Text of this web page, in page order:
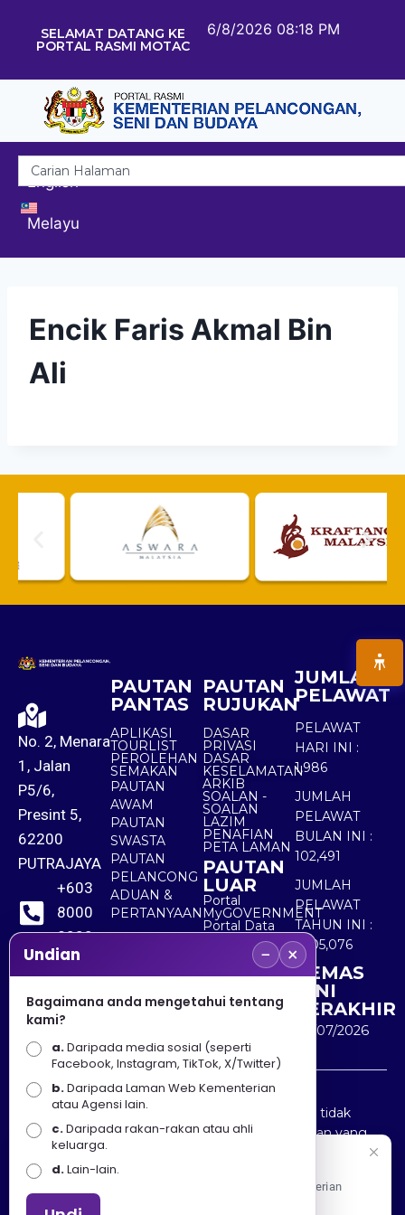
SELAMAT DATANG KE
PORTAL RASMI MOTAC
6/8/2026 08:18 PM
English
Melayu
Encik Faris Akmal Bin
Ali
No. 2, Menara
1, Jalan
P5/6,
Presint 5,
62200
PUTRAJAYA
+603
8000
8000
+603
8891
7100
PAUTAN
PANTAS
APLIKASI
TOURLIST
PEROLEHAN
SEMAKAN
PAUTAN
AWAM
PAUTAN
SWASTA
PAUTAN
PELANCONG
ADUAN &
PERTANYAAN
PAUTAN
RUJUKAN
DASAR
PRIVASI
DASAR
KESELAMATAN
ARKIB
SOALAN -
SOALAN
LAZIM
PENAFIAN
PETA LAMAN
PAUTAN
LUAR
Portal
MyGOVERNMENT
Portal Data
Terbuka
Sektor Awam
JUMLAH
PELAWAT
PELAWAT
HARI INI :
1,986
JUMLAH
PELAWAT
BULAN INI :
102,491
JUMLAH
PELAWAT
TAHUN INI :
5,505,076
KEMAS
KINI
TERAKHIR
30/07/2026
Penafian : Kerajaan Malaysia dan Kementerian
Pelancongan Seni dan Budaya (MOTAC) adalah tidak
bertanggungjawab atas kehilangan atau kerugian yang
disebabkan oleh penggunaan mana-mana maklumat
yang diperolehi dari portal ini.
Undian − ×
Bagaimana anda mengetahui tentang
kami?
a.Daripada media sosial (seperti
Facebook, Instagram, TikTok, X/Twitter)
b.Daripada Laman Web Kementerian
atau Agensi lain.
c.Daripada rakan-rakan atau ahli
keluarga.
d.Lain-lain.
Apa Khabar! Selamat datang ke Portal Rasmi Kementerian
Pelancongan, Seni dan Budaya